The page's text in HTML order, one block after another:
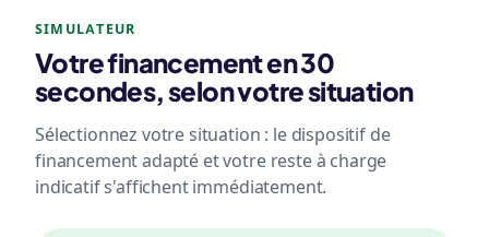
SIMULATEUR
Votre financement en 30
secondes, selon votre situation
Sélectionnez votre situation : le dispositif de
financement adapté et votre reste à charge
indicatif s'affichent immédiatement.